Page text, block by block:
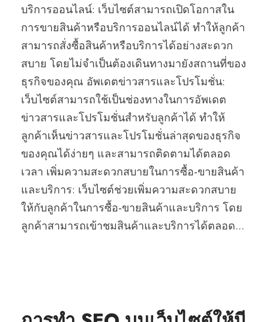
บริการออนไลน์: เว็บไซต์สามารถเปิดโอกาสใน
การขายสินค้าหรือบริการออนไลน์ได้ ทำให้ลูกค้า
สามารถสั่งซื้อสินค้าหรือบริการได้อย่างสะดวก
สบาย โดยไม่จำเป็นต้องเดินทางมายังสถานที่ของ
ธุรกิจของคุณ อัพเดตข่าวสารและโปรโมชั่น:
เว็บไซต์สามารถใช้เป็นช่องทางในการอัพเดต
ข่าวสารและโปรโมชั่นสำหรับลูกค้าได้ ทำให้
ลูกค้าเห็นข่าวสารและโปรโมชั่นล่าสุดของธุรกิจ
ของคุณได้ง่ายๆ และสามารถติดตามได้ตลอด
เวลา เพิ่มความสะดวกสบายในการซื้อ-ขายสินค้า
และบริการ: เว็บไซต์ช่วยเพิ่มความสะดวกสบาย
ให้กับลูกค้าในการซื้อ-ขายสินค้าและบริการ โดย
ลูกค้าสามารถเข้าชมสินค้าและบริการได้ตลอด...